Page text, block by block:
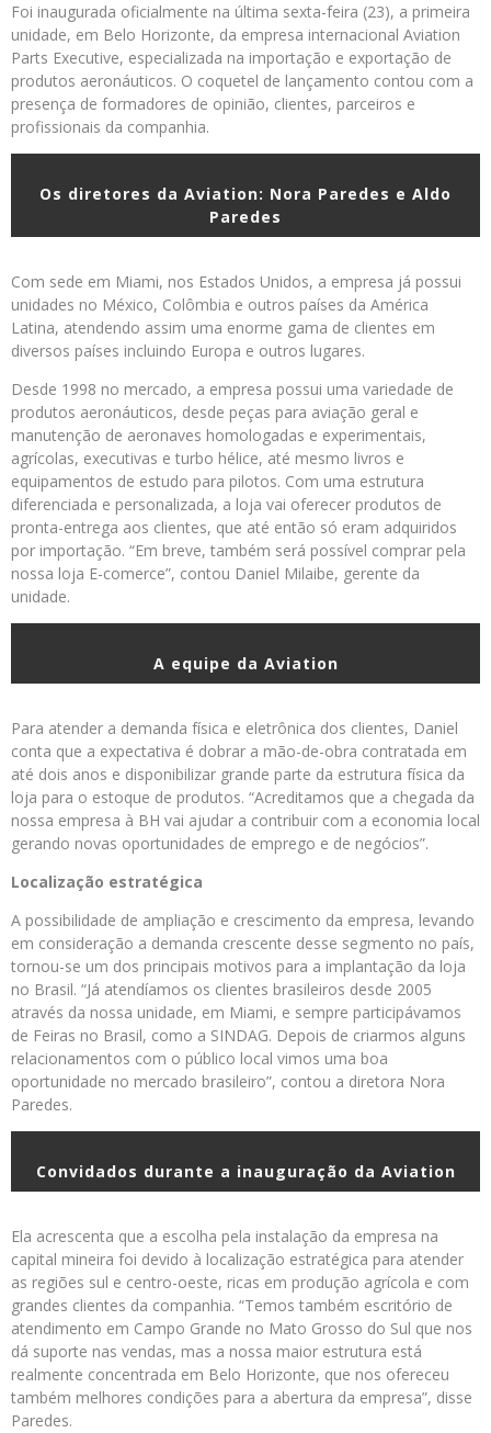
Foi inaugurada oficialmente na última sexta-feira (23), a primeira
unidade, em Belo Horizonte, da empresa internacional Aviation
Parts Executive, especializada na importação e exportação de
produtos aeronáuticos. O coquetel de lançamento contou com a
presença de formadores de opinião, clientes, parceiros e
profissionais da companhia.
Os diretores da Aviation: Nora Paredes e Aldo
Paredes
Com sede em Miami, nos Estados Unidos, a empresa já possui
unidades no México, Colômbia e outros países da América
Latina, atendendo assim uma enorme gama de clientes em
diversos países incluindo Europa e outros lugares.
Desde 1998 no mercado, a empresa possui uma variedade de
produtos aeronáuticos, desde peças para aviação geral e
manutenção de aeronaves homologadas e experimentais,
agrícolas, executivas e turbo hélice, até mesmo livros e
equipamentos de estudo para pilotos. Com uma estrutura
diferenciada e personalizada, a loja vai oferecer produtos de
pronta-entrega aos clientes, que até então só eram adquiridos
por importação. “Em breve, também será possível comprar pela
nossa loja E-comerce”, contou Daniel Milaibe, gerente da
unidade.
A equipe da Aviation
Para atender a demanda física e eletrônica dos clientes, Daniel
conta que a expectativa é dobrar a mão-de-obra contratada em
até dois anos e disponibilizar grande parte da estrutura física da
loja para o estoque de produtos. “Acreditamos que a chegada da
nossa empresa à BH vai ajudar a contribuir com a economia local
gerando novas oportunidades de emprego e de negócios”.
Localização estratégica
A possibilidade de ampliação e crescimento da empresa, levando
em consideração a demanda crescente desse segmento no país,
tornou-se um dos principais motivos para a implantação da loja
no Brasil. “Já atendíamos os clientes brasileiros desde 2005
através da nossa unidade, em Miami, e sempre participávamos
de Feiras no Brasil, como a SINDAG. Depois de criarmos alguns
relacionamentos com o público local vimos uma boa
oportunidade no mercado brasileiro”, contou a diretora Nora
Paredes.
Convidados durante a inauguração da Aviation
Ela acrescenta que a escolha pela instalação da empresa na
capital mineira foi devido à localização estratégica para atender
as regiões sul e centro-oeste, ricas em produção agrícola e com
grandes clientes da companhia. “Temos também escritório de
atendimento em Campo Grande no Mato Grosso do Sul que nos
dá suporte nas vendas, mas a nossa maior estrutura está
realmente concentrada em Belo Horizonte, que nos ofereceu
também melhores condições para a abertura da empresa”, disse
Paredes.